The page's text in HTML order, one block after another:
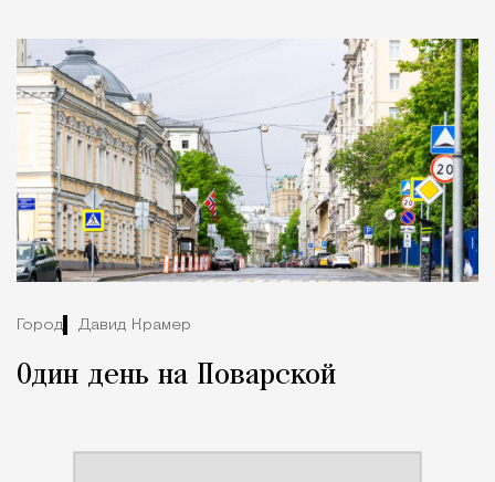
Город Давид Крамер
Один день на Поварской